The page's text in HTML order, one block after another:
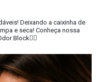
Deixando a caixinha de
e seca! Conheça nossa
Block👇🏻